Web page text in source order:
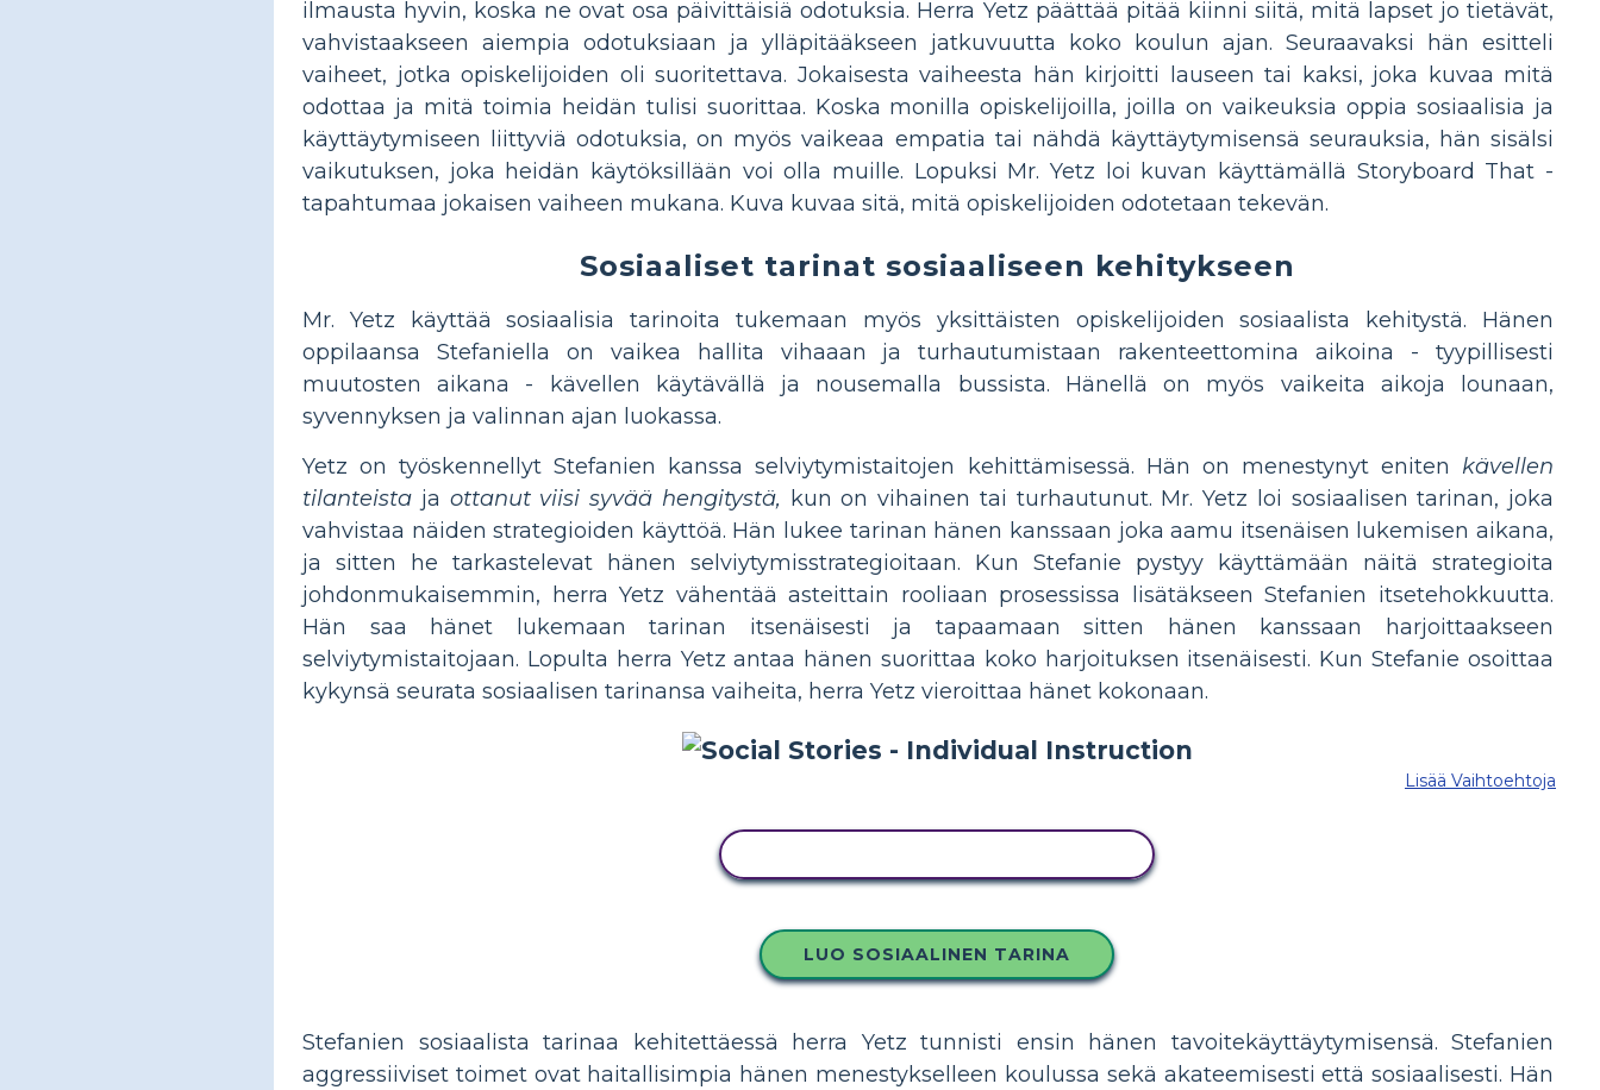
ilmausta hyvin, koska ne ovat osa päivittäisiä odotuksia. Herra Yetz päättää pitää kiinni siitä, mitä lapset jo tietävät,
vahvistaakseen aiempia odotuksiaan ja ylläpitääkseen jatkuvuutta koko koulun ajan. Seuraavaksi hän esitteli
vaiheet, jotka opiskelijoiden oli suoritettava. Jokaisesta vaiheesta hän kirjoitti lauseen tai kaksi, joka kuvaa mitä
odottaa ja mitä toimia heidän tulisi suorittaa. Koska monilla opiskelijoilla, joilla on vaikeuksia oppia sosiaalisia ja
käyttäytymiseen liittyviä odotuksia, on myös vaikeaa empatia tai nähdä käyttäytymisensä seurauksia, hän sisälsi
vaikutuksen, joka heidän käytöksillään voi olla muille. Lopuksi Mr. Yetz loi kuvan käyttämällä Storyboard That -
tapahtumaa jokaisen vaiheen mukana. Kuva kuvaa sitä, mitä opiskelijoiden odotetaan tekevän.
Sosiaaliset tarinat sosiaaliseen kehitykseen
Mr. Yetz käyttää sosiaalisia tarinoita tukemaan myös yksittäisten opiskelijoiden sosiaalista kehitystä. Hänen
oppilaansa Stefaniella on vaikea hallita vihaaan ja turhautumistaan rakenteettomina aikoina - tyypillisesti
muutosten aikana - kävellen käytävällä ja nousemalla bussista. Hänellä on myös vaikeita aikoja lounaan,
syvennyksen ja valinnan ajan luokassa.
Yetz on työskennellyt Stefanien kanssa selviytymistaitojen kehittämisessä. Hän on menestynyt eniten kävellen
tilanteista ja ottanut viisi syvää hengitystä, kun on vihainen tai turhautunut. Mr. Yetz loi sosiaalisen tarinan, joka
vahvistaa näiden strategioiden käyttöä. Hän lukee tarinan hänen kanssaan joka aamu itsenäisen lukemisen aikana,
ja sitten he tarkastelevat hänen selviytymisstrategioitaan. Kun Stefanie pystyy käyttämään näitä strategioita
johdonmukaisemmin, herra Yetz vähentää asteittain rooliaan prosessissa lisätäkseen Stefanien itsetehokkuutta.
Hän saa hänet lukemaan tarinan itsenäisesti ja tapaamaan sitten hänen kanssaan harjoittaakseen
selviytymistaitojaan. Lopulta herra Yetz antaa hänen suorittaa koko harjoituksen itsenäisesti. Kun Stefanie osoittaa
kykynsä seurata sosiaalisen tarinansa vaiheita, herra Yetz vieroittaa hänet kokonaan.
Lisää Vaihtoehtoja
LUO SOSIAALINEN TARINA
Stefanien sosiaalista tarinaa kehitettäessä herra Yetz tunnisti ensin hänen tavoitekäyttäytymisensä. Stefanien
aggressiiviset toimet ovat haitallisimpia hänen menestykselleen koulussa sekä akateemisesti että sosiaalisesti. Hän